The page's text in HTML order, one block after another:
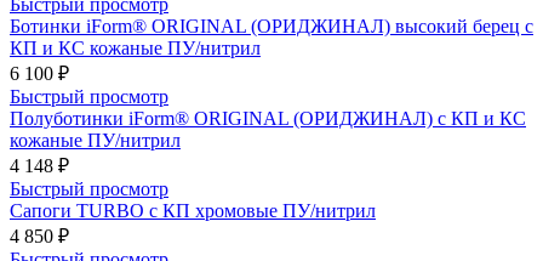
Ботинки iForm® ORIGINAL (ОРИДЖИНАЛ) высокий берец с
КП и КС кожаные ПУ/нитрил
6 100 ₽
Быстрый просмотр
Полуботинки iForm® ORIGINAL (ОРИДЖИНАЛ) с КП и КС
кожаные ПУ/нитрил
4 148 ₽
Быстрый просмотр
Сапоги TURBO с КП хромовые ПУ/нитрил
4 850 ₽